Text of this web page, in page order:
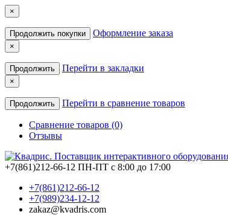
×
Продолжить покупки Оформление заказа
×
Продолжить Перейти в закладки
×
Продолжить Перейти в сравнение товаров
Сравнение товаров (0)
Отзывы
+7(861)212-66-12 ПН-ПТ с 8:00 до 17:00
+7(861)212-66-12
+7(989)234-12-12
zakaz@kvadris.com